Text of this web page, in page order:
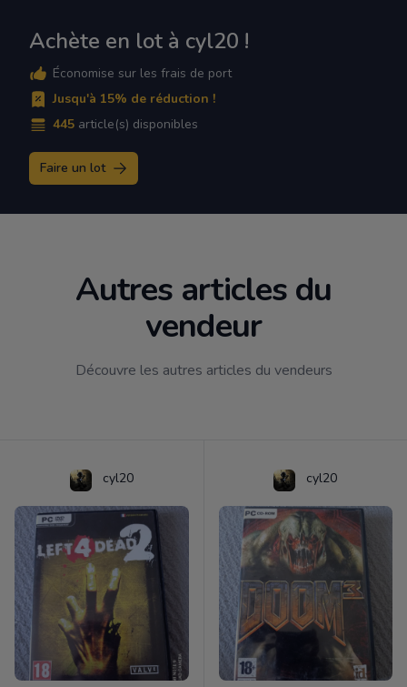
Achète en lot à cyl20 !
Économise sur les frais de port
Jusqu'à 15% de réduction !
445 article(s) disponibles
Faire un lot
Autres articles du
vendeur
Découvre les autres articles du vendeurs
cyl20 cyl20